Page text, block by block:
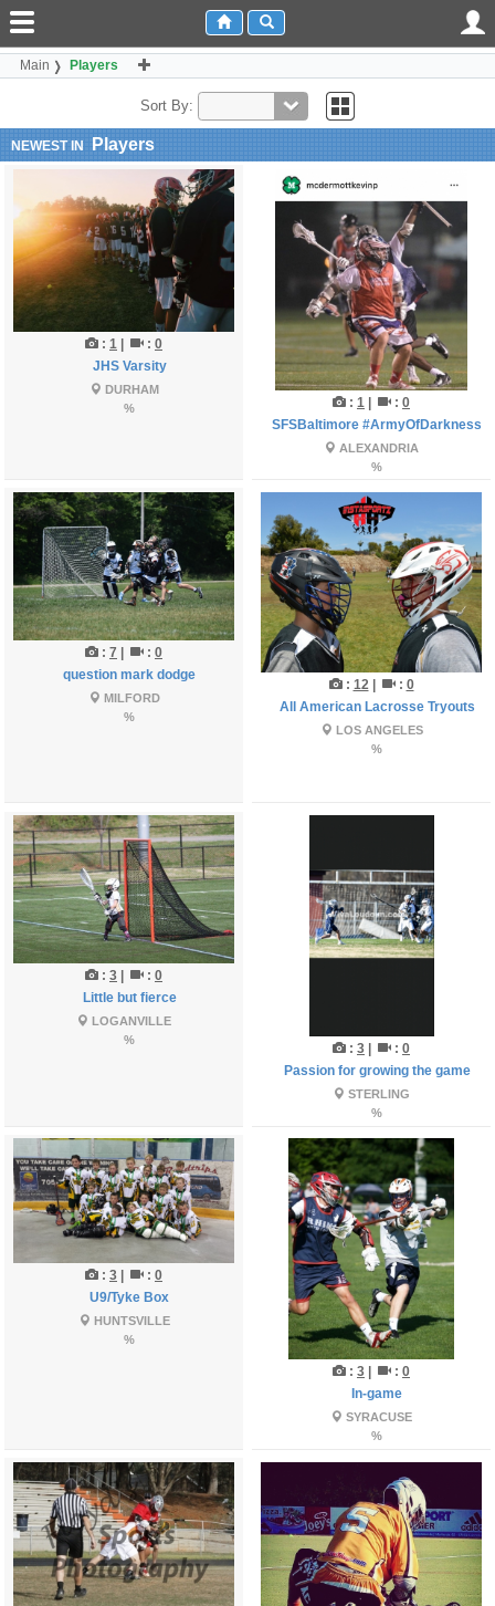
Main Players
Sort By:
NEWEST IN Players
: 1 | : 0
JHS Varsity
DURHAM
%
: 1 | : 0
SFSBaltimore #ArmyOfDarkness
ALEXANDRIA
%
: 7 : 0
question mark dodge
MILFORD
%
: 12| : 0
All American Lacrosse Tryouts
LOS ANGELES
%
: 3 : 0
Little but fierce
LOGANVILLE
%
: 3 : 0
Passion for growing the game
STERLING
%
: 3 : 0
U9/Tyke Box
HUNTSVILLE
%
: 3 : 0
In-game
SYRACUSE
%